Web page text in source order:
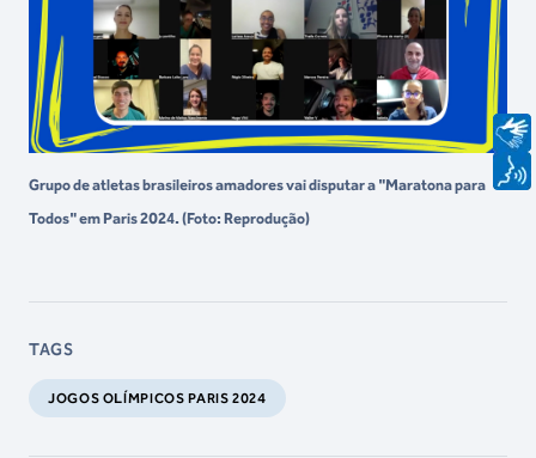
Grupo de atletas brasileiros amadores vai disputar a "Maratona para
Todos" em Paris 2024. (Foto: Reprodução)
TAGS
JOGOS OLÍMPICOS PARIS 2024